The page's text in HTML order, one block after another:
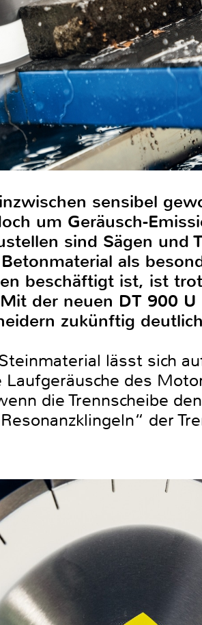
sensibel
um Geräusch-
sind Sägen und
als
beschäftigt ist, ist
der neuen DT 900 U
zukünftig
lässt sich
des
die Trennscheibe
der